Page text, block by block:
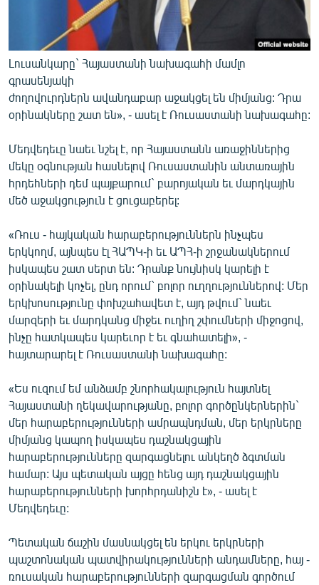
Լուսանկարը` Հայաստանի նախագահի մամլո
գրասենյակի
ժողովուրդներն ավանդաբար աջակցել են միմյանց: Դրա
օրինակները շատ են», - ասել է Ռուսաստանի նախագահը:
Մեդվեդեւը նաեւ նշել է, որ Հայաստանն առաջիններից
մեկը օգնության հասնելով Ռուսաստանին անտառային
հրդեհների դեմ պայքարում` բարոյական եւ մարդկային
մեծ աջակցություն է ցուցաբերել:
«Ռուս - հայկական հարաբերություններն ինչպես
երկկողմ, այնպես էլ ՀԱՊԿ-ի եւ ԱՊՀ-ի շրջանակներում
իսկապես շատ սերտ են: Դրանք նույնիսկ կարելի է
օրինակելի կոչել, ընդ որում` բոլոր ուղղություններով: Մեր
երկխոսությունը փոխշահավետ է, այդ թվում` նաեւ
մարզերի եւ մարդկանց միջեւ ուղիղ շփումների միջոցով,
ինչը հատկապես կարեւոր է եւ գնահատելի», -
հայտարարել է Ռուսաստանի նախագահը:
«Ես ուզում եմ անձամբ շնորհակալություն հայտնել
Հայաստանի ղեկավարությանը, բոլոր գործընկերներին`
մեր հարաբերությունների ամրապնդման, մեր երկրները
միմյանց կապող իսկապես դաշնակցային
հարաբերությունները զարգացնելու անկեղծ ձգտման
համար: Այս պետական այցը հենց այդ դաշնակցային
հարաբերությունների խորհրդանիշն է», - ասել է
Մեդվեդեւը:
Պետական ճաշին մասնակցել են երկու երկրների
պաշտոնական պատվիրակությունների անդամները, հայ -
ռուսական հարաբերությունների զարգացման գործում